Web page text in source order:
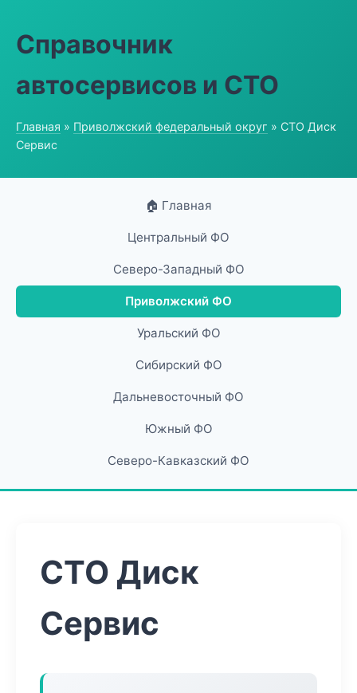
Справочник
автосервисов и СТО
Главная » Приволжский федеральный округ » СТО Диск
Сервис
🏠 Главная
Центральный ФО
Северо-Западный ФО
Приволжский ФО
Уральский ФО
Сибирский ФО
Дальневосточный ФО
Южный ФО
Северо-Кавказский ФО
СТО Диск
Сервис